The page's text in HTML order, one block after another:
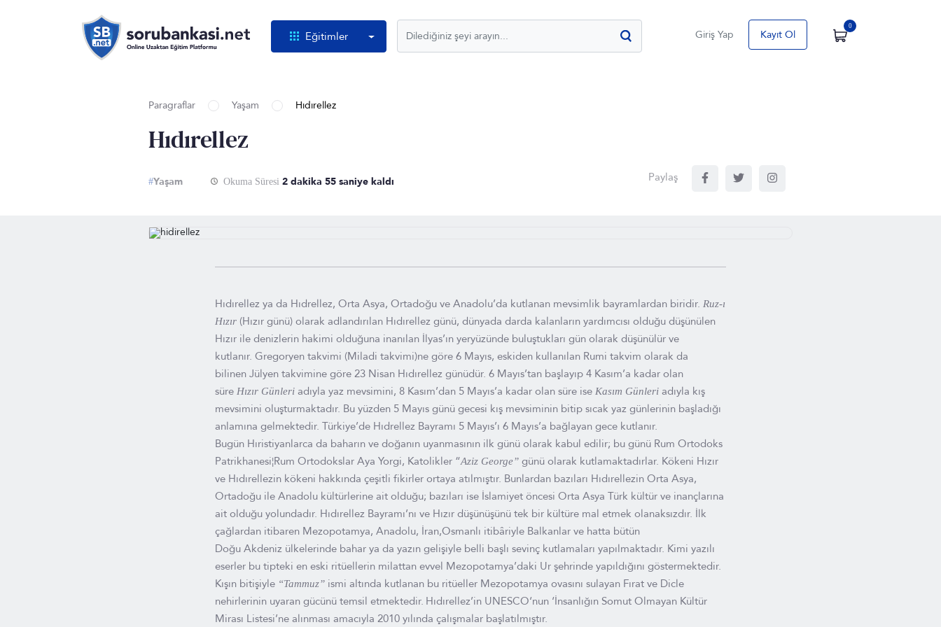
Eğitimler Giriş Yap Kayıt Ol
0
Paragraflar Yaşam Hıdırellez
Hıdırellez
#Yaşam Okuma Süresi 2 dakika 55 saniye kaldı Paylaş
Hıdırellez ya da Hıdrellez, Orta Asya, Ortadoğu ve Anadolu’da kutlanan mevsimlik bayramlardan biridir. Ruz-ı
Hızır (Hızır günü) olarak adlandırılan Hıdırellez günü, dünyada darda kalanların yardımcısı olduğu düşünülen
Hızır ile denizlerin hakimi olduğuna inanılan İlyas’ın yeryüzünde buluştukları gün olarak düşünülür ve
kutlanır. Gregoryen takvimi (Miladi takvimi)ne göre 6 Mayıs, eskiden kullanılan Rumi takvim olarak da
bilinen Jülyen takvimine göre 23 Nisan Hıdırellez günüdür. 6 Mayıs’tan başlayıp 4 Kasım’a kadar olan
süre Hızır Günleri adıyla yaz mevsimini, 8 Kasım’dan 5 Mayıs’a kadar olan süre ise Kasım Günleri adıyla kış
mevsimini oluşturmaktadır. Bu yüzden 5 Mayıs günü gecesi kış mevsiminin bitip sıcak yaz günlerinin başladığı
anlamına gelmektedir. Türkiye’de Hıdrellez Bayramı 5 Mayıs’ı 6 Mayıs’a bağlayan gece kutlanır.
Bugün Hıristiyanlarca da baharın ve doğanın uyanmasının ilk günü olarak kabul edilir; bu günü Rum Ortodoks
Patrikhanesi¦Rum Ortodokslar Aya Yorgi, Katolikler “Aziz George” günü olarak kutlamaktadırlar. Kökeni Hızır
ve Hıdırellezin kökeni hakkında çeşitli fikirler ortaya atılmıştır. Bunlardan bazıları Hıdırellezin Orta Asya,
Ortadoğu ile Anadolu kültürlerine ait olduğu; bazıları ise İslamiyet öncesi Orta Asya Türk kültür ve inançlarına
ait olduğu yolundadır. Hıdırellez Bayramı’nı ve Hızır düşünüşünü tek bir kültüre mal etmek olanaksızdır. İlk
çağlardan itibaren Mezopotamya, Anadolu, İran,Osmanlı itibâriyle Balkanlar ve hatta bütün
Doğu Akdeniz ülkelerinde bahar ya da yazın gelişiyle belli başlı sevinç kutlamaları yapılmaktadır. Kimi yazılı
eserler bu tipteki en eski ritüellerin milattan evvel Mezopotamya’daki Ur şehrinde yapıldığını göstermektedir.
Kışın bitişiyle “Tammuz” ismi altında kutlanan bu ritüeller Mezopotamya ovasını sulayan Fırat ve Dicle
nehirlerinin uyaran gücünü temsil etmektedir. Hıdırellez’in UNESCO‘nun ‘İnsanlığın Somut Olmayan Kültür
Mirası Listesi’ne alınması amacıyla 2010 yılında çalışmalar başlatılmıştır.